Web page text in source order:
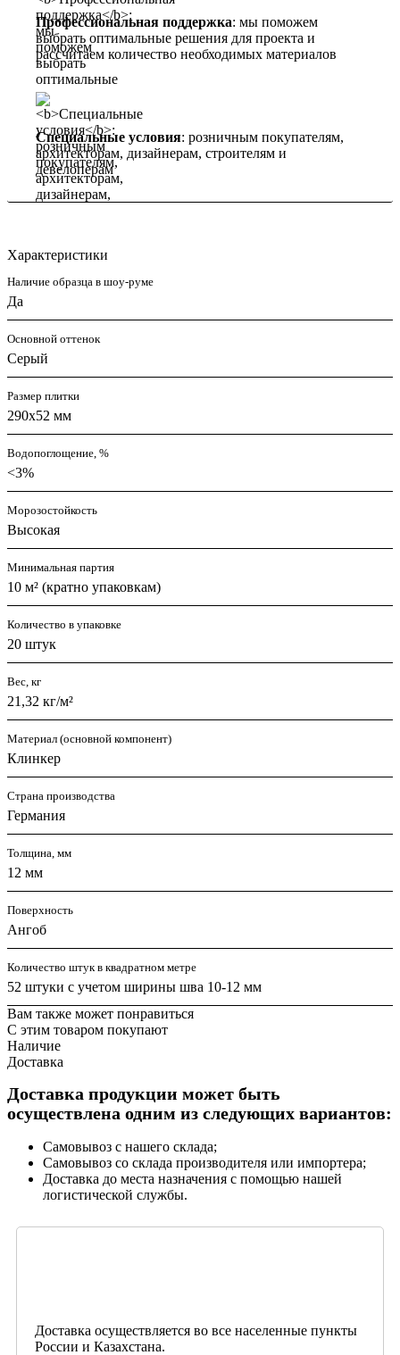
Профессиональная поддержка: мы поможем
выбрать оптимальные решения для проекта и
рассчитаем количество необходимых материалов
Специальные условия: розничным покупателям,
архитекторам, дизайнерам, строителям и
девелоперам
Характеристики
Наличие образца в шоу-руме
Да
Основной оттенок
Серый
Размер плитки
290x52 мм
Водопоглощение, %
<3%
Морозостойкость
Высокая
Минимальная партия
10 м² (кратно упаковкам)
Количество в упаковке
20 штук
Вес, кг
21,32 кг/м²
Материал (основной компонент)
Клинкер
Страна производства
Германия
Толщина, мм
12 мм
Поверхность
Ангоб
Количество штук в квадратном метре
52 штуки с учетом ширины шва 10-12 мм
Вам также может понравиться
С этим товаром покупают
Наличие
Доставка
Доставка продукции может быть
осуществлена одним из следующих вариантов:
Самовывоз с нашего склада;
Самовывоз со склада производителя или импортера;
Доставка до места назначения с помощью нашей
логистической службы.
Доставка осуществляется во все населенные пункты
России и Казахстана.